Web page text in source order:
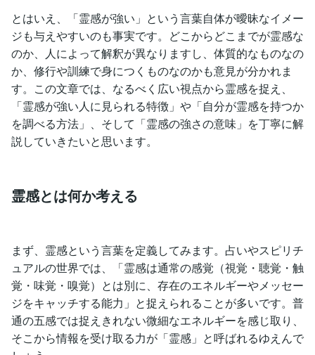
とはいえ、「霊感が強い」という言葉自体が曖昧なイメー
ジも与えやすいのも事実です。どこからどこまでが霊感な
のか、人によって解釈が異なりますし、体質的なものなの
か、修行や訓練で身につくものなのかも意見が分かれま
す。この文章では、なるべく広い視点から霊感を捉え、
「霊感が強い人に見られる特徴」や「自分が霊感を持つか
を調べる方法」、そして「霊感の強さの意味」を丁寧に解
説していきたいと思います。
霊感とは何か考える
まず、霊感という言葉を定義してみます。占いやスピリチ
ュアルの世界では、「霊感は通常の感覚（視覚・聴覚・触
覚・味覚・嗅覚）とは別に、存在のエネルギーやメッセー
ジをキャッチする能力」と捉えられることが多いです。普
通の五感では捉えきれない微細なエネルギーを感じ取り、
そこから情報を受け取る力が「霊感」と呼ばれるゆえんで